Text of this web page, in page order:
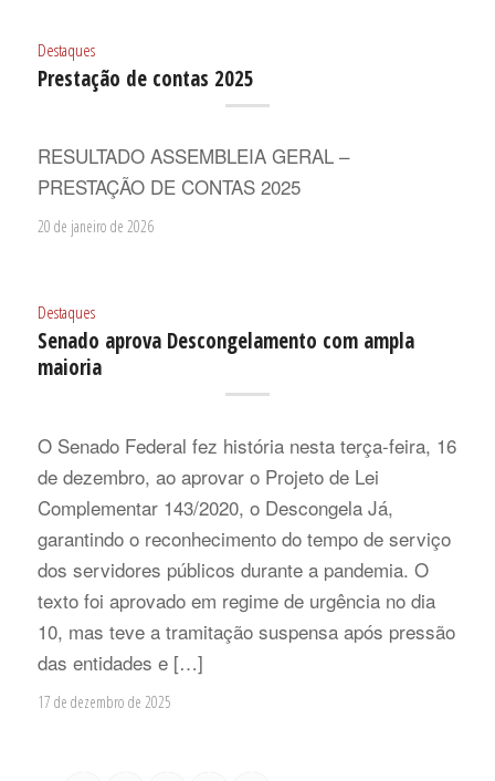
Destaques
Prestação de contas 2025
RESULTADO ASSEMBLEIA GERAL –
PRESTAÇÃO DE CONTAS 2025
20 de janeiro de 2026
Destaques
Senado aprova Descongelamento com ampla
maioria
O Senado Federal fez história nesta terça-feira, 16
de dezembro, ao aprovar o Projeto de Lei
Complementar 143/2020, o Descongela Já,
garantindo o reconhecimento do tempo de serviço
dos servidores públicos durante a pandemia. O
texto foi aprovado em regime de urgência no dia
10, mas teve a tramitação suspensa após pressão
das entidades e […]
17 de dezembro de 2025